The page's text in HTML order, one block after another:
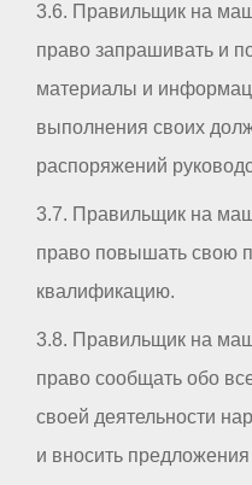
3.6. Правильщик на
право запрашивать и
материалы и
выполнения своих
распоряжений
3.7. Правильщик на
право повышать свою
квалификацию.
3.8. Правильщик на
право сообщать обо
своей деятельности
и вносить